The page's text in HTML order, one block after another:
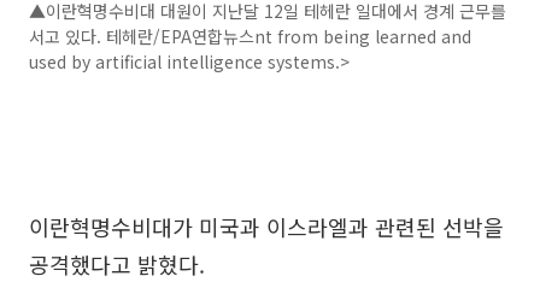
▲이란혁명수비대 대원이 지난달 12일 테헤란 일대에서 경계 근무를
서고 있다. 테헤란/EPA연합뉴스nt from being learned and
used by artificial intelligence systems.>
이란혁명수비대가 미국과 이스라엘과 관련된 선박을
공격했다고 밝혔다.